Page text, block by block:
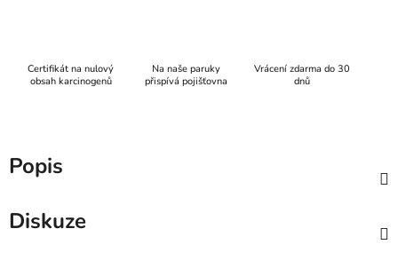
Certifikát na nulový
obsah karcinogenů
Na naše paruky
přispívá pojišťovna
Vrácení zdarma do 30
dnů
Popis
Diskuze